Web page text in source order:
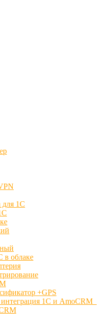
для 1С
в облаке
+GPS
интеграция 1С и AmoCRM